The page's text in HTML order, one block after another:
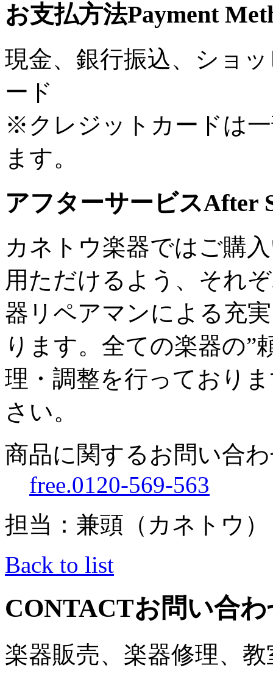
お支払方法Payment
現金、銀行振込、ショ
ード
※クレジットカードは
ます。
アフターサービスAfter
カネトウ楽器ではご購
用ただけるよう、それ
器リペアマンによる充
ります。全ての楽器の”
理・調整を行っており
さい。
商品に関するお問い合
free.0120-569-563
担当：兼頭（カネトウ）
Back to list
CONTACTお問い合
楽器販売、楽器修理、